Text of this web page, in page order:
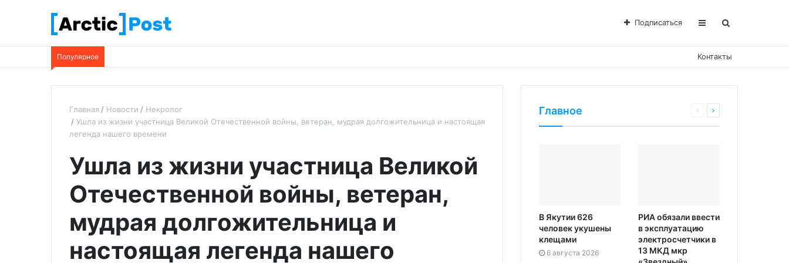
Подписаться
Популярное Контакты
Главная Новости
Некролог
Ушла из жизни участница Великой Отечественной войны, ветеран, мудрая долгожительница и настоящая
легенда нашего времени
Ушла из жизни участница Великой
Отечественной войны, ветеран,
мудрая долгожительница и
настоящая легенда нашего
Главное
В Якутии 626
человек укушены
клещами
6 августа 2026
РИА обязали ввести
в эксплуатацию
электросчетчики в
13 МКД мкр